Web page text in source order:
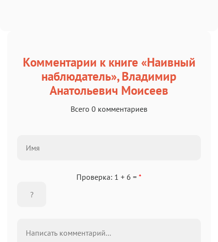
Комментарии к книге «Наивный
наблюдатель», Владимир
Анатольевич Моисеев
Всего 0 комментариев
Проверка: 1 + 6 = *